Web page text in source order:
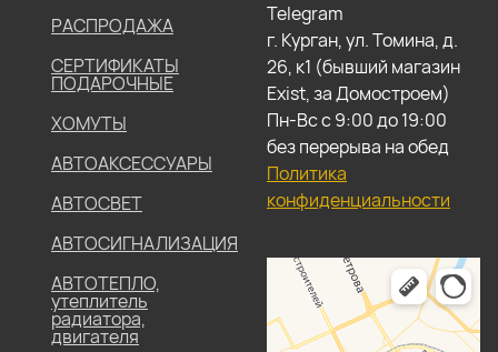
РАСПРОДАЖА
СЕРТИФИКАТЫ
ПОДАРОЧНЫЕ
ХОМУТЫ
АВТОАКСЕССУАРЫ
АВТОСВЕТ
АВТОСИГНАЛИЗАЦИЯ
АВТОТЕПЛО,
утеплитель
радиатора,
двигателя
Telegram
г. Курган, ул. Томина, д.
26, к1 (бывший магазин
Exist, за Домостроем)
Пн-Вс с 9:00 до 19:00
без перерыва на обед
Политика
конфиденциальности